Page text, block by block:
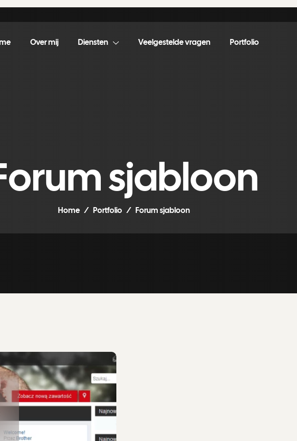
Over mij Diensten Veelgestelde vragen Portfolio
sjabloon
Home Portfolio Forum sjabloon